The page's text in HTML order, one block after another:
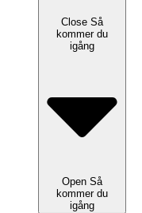
Close Så
kommer du
igång
Open Så
kommer du
igång